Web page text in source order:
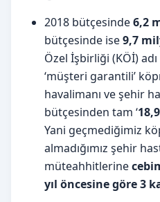
2018 bütçesinde6,2
bütçesinde ise9,7
Özel İşbirliği (KÖİ)
‘müşteri garantili’
havalimanı ve şehir
bütçesinden tam ‘
Yani geçmediğimiz
almadığımız şehir
müteahhitlerine
yıl öncesine göre 3